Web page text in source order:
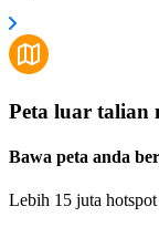
Peta luar talian
Bawa peta anda
Lebih 15 juta